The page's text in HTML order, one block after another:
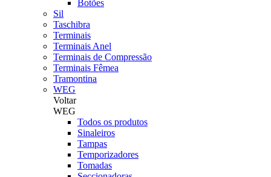
Botões
Sil
Taschibra
Terminais
Terminais Anel
Terminais de Compressão
Terminais Fêmea
Tramontina
WEG
Voltar
WEG
Todos os produtos
Sinaleiros
Tampas
Temporizadores
Tomadas